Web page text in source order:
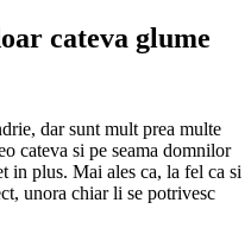
cateva glume
dar sunt mult prea multe
cateva si pe seama domnilor
in plus. Mai ales ca, la fel ca si
unora chiar li se potrivesc